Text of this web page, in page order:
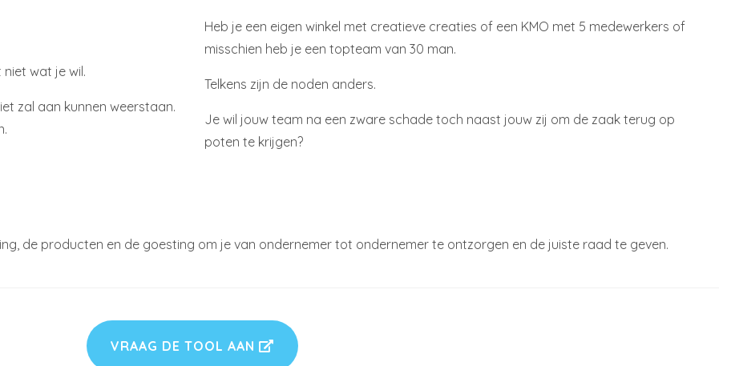
wat je wil.
zal aan kunnen weerstaan.
Heb je een eigen winkel met creatieve creaties of een KMO met 5 medewerkers of
misschien heb je een topteam van 30 man.
Telkens zijn de noden anders.
Je wil jouw team na een zware schade toch naast jouw zij om de zaak terug op
poten te krijgen?
de producten en de goesting om je van ondernemer tot ondernemer te ontzorgen en de juiste raad te geven.
VRAAG DE TOOL AAN